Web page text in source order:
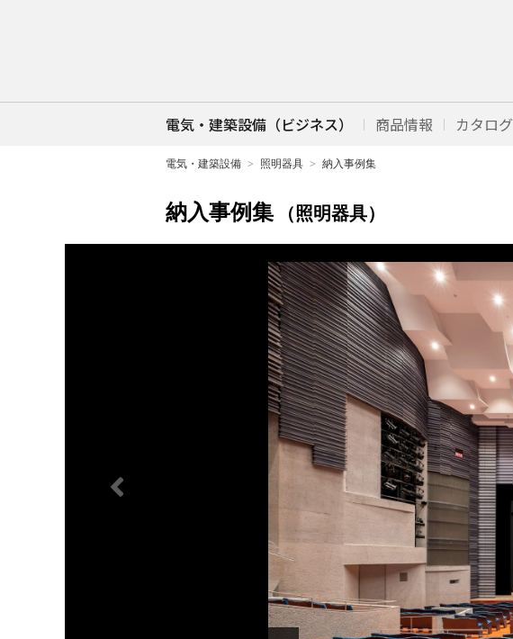
電気・建築設備（ビジネス） 商品情報 カタログ
電気・建築設備 照明器具 納入事例集
納入事例集 （照明器具）